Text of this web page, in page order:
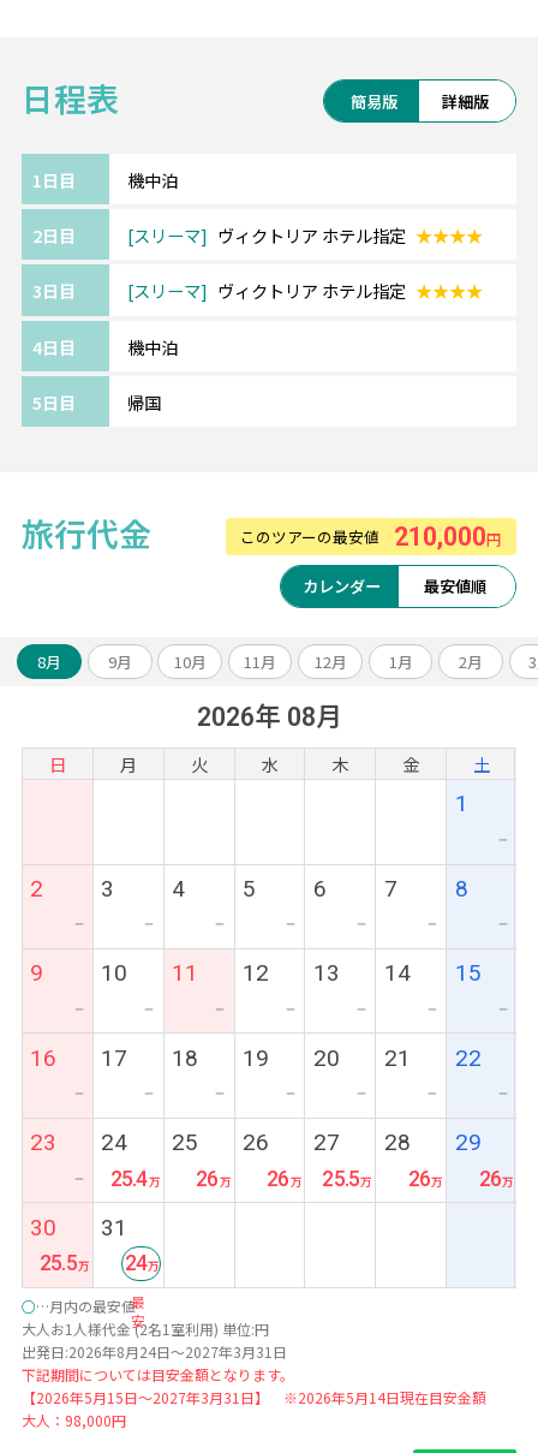
スリーマ地区に位置する4ッ星ホテル。
白亜の堂々たる外観には風格があり、ロビー
地中海スタイルのカラーリングで明るい雰囲
SKYTRAX社の格付けで例年上位の実績を誇り
最新の機材・設備、厳選された機内食、
《ツアーアレンジが得意です！》
欧州各都市との周遊アレンジや、宿泊数の変
ください。
日程表 簡易版 詳細版
1日目 機中泊
2日目 スリーマ ヴィクトリア ホテル指定 ★★★★
3日目 スリーマ ヴィクトリア ホテル指定 ★★★★
4日目 機中泊
5日目 帰国
旅行代金 このツアーの最安値 210,000円
カレンダー 最安値順
8月 9月 10月 11月 12月 1月 2月
2026年 08月
日 月 火 水 木 金 土
1
ー
2
ー
3
ー
4
ー
5
ー
6
ー
7
ー
8
ー
9
ー
10
ー
11
ー
12
ー
13
ー
14
ー
15
ー
16
ー
17
ー
18
ー
19
ー
20
ー
21
ー
22
ー
23
ー
24
25.4
25
26
26
26
27
25.5
28
26
29
26
30
25.5
31
最
安
24
○…月内の最安値
大人お1人様代金 (2名1室利用) 単位:円
出発日:2026年8月24日～2027年3月31日
下記期間については目安金額となります。
【2026年5月15日～2027年3月31日】 ※2026年5月14日現在目安金額
大人：98,000円